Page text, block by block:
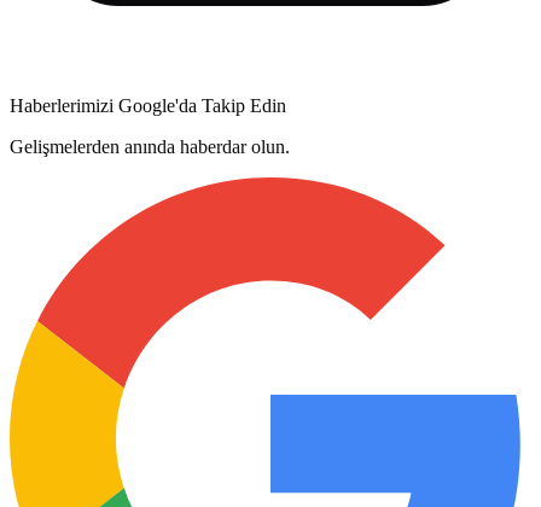
Haberlerimizi Google'da Takip Edin
Gelişmelerden anında haberdar olun.